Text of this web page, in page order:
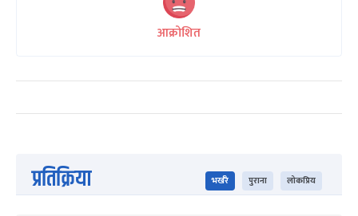
आक्रोशित
प्रतिक्रिया भर्खरै पुराना लोकप्रिय